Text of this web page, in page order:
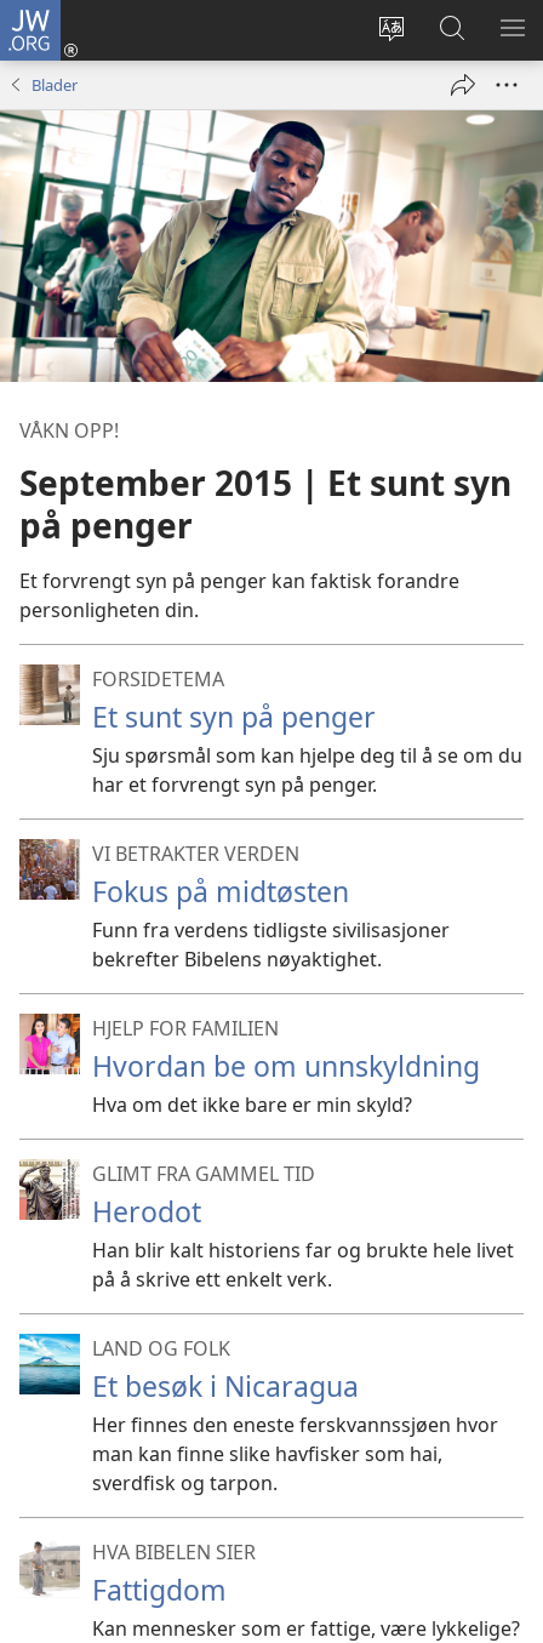
JW.ORG
Endre
Logg
inn
vindu)
Søk
på
JW.ORG
VIS
Blader
VÅKN OPP!
September 2015 | Et sunt syn
på penger
Et forvrengt syn på penger kan faktisk forandre
personligheten din.
FORSIDETEMA
Et sunt syn på penger
Sju spørsmål som kan hjelpe deg til å se om du
har et forvrengt syn på penger.
VI BETRAKTER VERDEN
Fokus på midtøsten
Funn fra verdens tidligste sivilisasjoner
bekrefter Bibelens nøyaktighet.
HJELP FOR FAMILIEN
Hvordan be om unnskyldning
Hva om det ikke bare er min skyld?
GLIMT FRA GAMMEL TID
Herodot
Han blir kalt historiens far og brukte hele livet
på å skrive ett enkelt verk.
LAND OG FOLK
Et besøk i Nicaragua
Her finnes den eneste ferskvannssjøen hvor
man kan finne slike havfisker som hai,
sverdfisk og tarpon.
HVA BIBELEN SIER
Fattigdom
Kan mennesker som er fattige, være lykkelige?